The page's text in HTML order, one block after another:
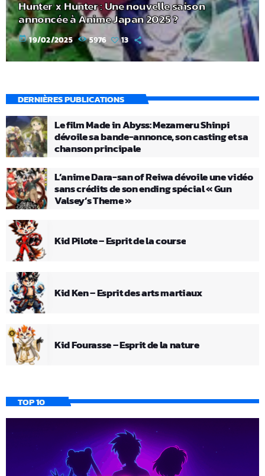
Hunter x Hunter : Une nouvelle saison
annoncée à Anime Japan 2025 ?
today 19/02/2025 5976 13
DERNIÈRES PUBLICATIONS
Le film Made in Abyss: Mezameru Shinpi
dévoile sa bande-annonce, son casting et sa
chanson principale
L’anime Dara-san of Reiwa dévoile une vidéo
sans crédits de son ending spécial « Gun
Valsey’s Theme »
Kid Pilote – Esprit de la course
Kid Ken – Esprit des arts martiaux
Kid Fourasse – Esprit de la nature
TOP 10